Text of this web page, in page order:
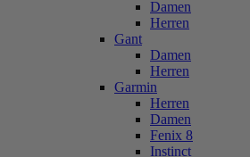
Damen
Herren
Gant
Damen
Herren
Garmin
Herren
Damen
Fenix 8
Instinct